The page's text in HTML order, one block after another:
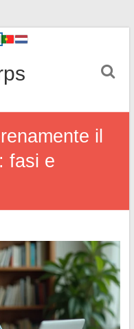
il
fasi e